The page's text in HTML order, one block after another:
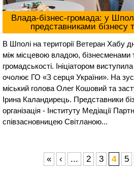
Влада-бізнес-громада: у
представниками бізнесу
В Шполі на території Ветеран Хабу
між місцевою владою, бізнесменами
громадськості. Ініціатором
очолює ГО «З серця України». На
міський голова Олег Кошовий та
Ірина Каландирець. Представники
організація - Інституту Медіації
співзасновницею Світланою...
« ‹ ... 2 3 4 5